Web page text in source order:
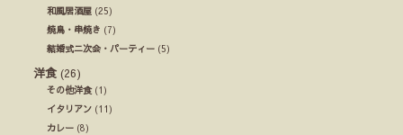
和風居酒屋 (25)
焼鳥・串焼き (7)
結婚式ニ次会・パーティー (5)
洋食 (26)
その他洋食(1)
イタリアン (11)
カレー (8)